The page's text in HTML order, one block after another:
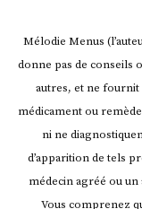
Mélodie Menus
donne pas de conseils
autres, et ne
médicament ou
ni ne
d’apparition de tels
médecin agréé ou
Vous comprenez